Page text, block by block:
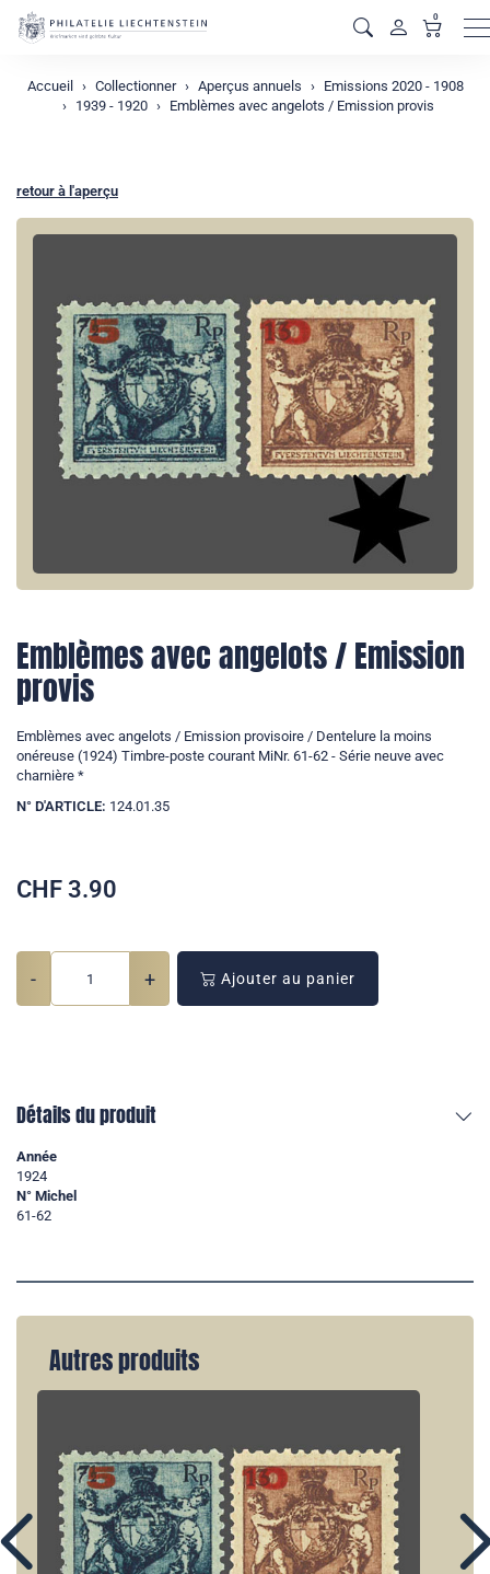
0
Accueil Collectionner Aperçus annuels
Emissions 2020 - 1908
1939 - 1920
Emblèmes avec angelots / Emission provis
retour à l'aperçu
Emblèmes avec angelots / Emission
provis
Emblèmes avec angelots / Emission provisoire / Dentelure la moins
onéreuse (1924) Timbre-poste courant MiNr. 61-62 - Série neuve avec
charnière *
N° D'ARTICLE: 124.01.35
CHF 3.90
- + Ajouter au panier
Détails du produit
Année
1924
N° Michel
61-62
Autres produits